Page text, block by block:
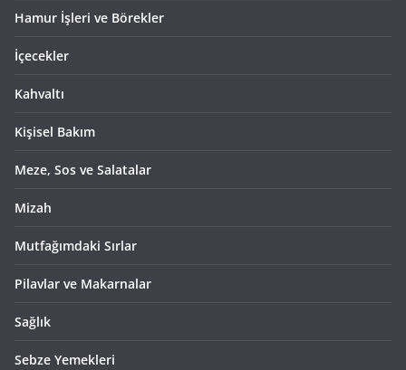
Hamur İşleri ve Börekler
İçecekler
Kahvaltı
Kişisel Bakım
Meze, Sos ve Salatalar
Mizah
Mutfağımdaki Sırlar
Pilavlar ve Makarnalar
Sağlık
Sebze Yemekleri